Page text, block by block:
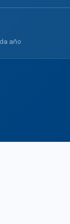
año